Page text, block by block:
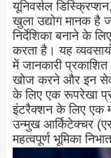
यूनिवर्सल
खुला उद्योग मानक है
निर्देशिका बनाने के
करता है। यह
में जानकारी प्रकाशित
खोज करने और इन
के लिए एक रूपरेखा
इंटरैक्शन के लिए एक
उन्मुख आर्किटेक्चर
महत्वपूर्ण भूमिका